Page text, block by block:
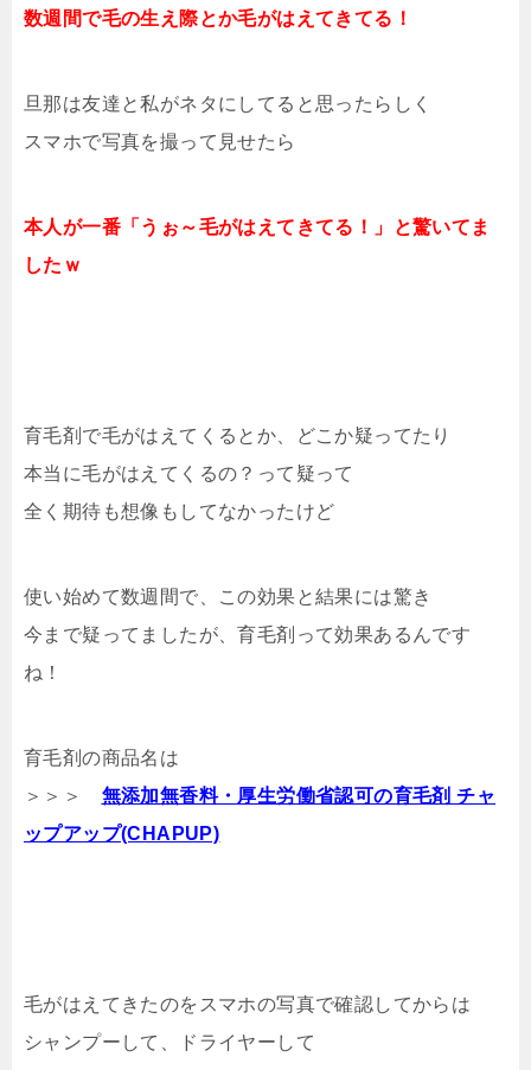
数週間で毛の生え際とか毛がはえてきてる！
旦那は友達と私がネタにしてると思ったらしく
スマホで写真を撮って見せたら
本人が一番「うぉ～毛がはえてきてる！」と驚いてま
したｗ
育毛剤で毛がはえてくるとか、どこか疑ってたり
本当に毛がはえてくるの？って疑って
全く期待も想像もしてなかったけど
使い始めて数週間で、この効果と結果には驚き
今まで疑ってましたが、育毛剤って効果あるんです
ね！
育毛剤の商品名は
＞＞＞ 無添加無香料・厚生労働省認可の育毛剤 チャ
ップアップ(CHAPUP)
毛がはえてきたのをスマホの写真で確認してからは
シャンプーして、ドライヤーして